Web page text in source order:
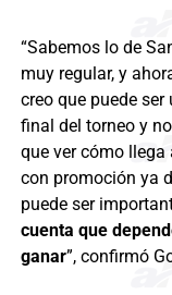
“Sabemos lo de
muy regular, y
creo que puede
final del torneo y
que ver cómo
con promoción ya
puede ser
cuenta que
ganar”, confirmó